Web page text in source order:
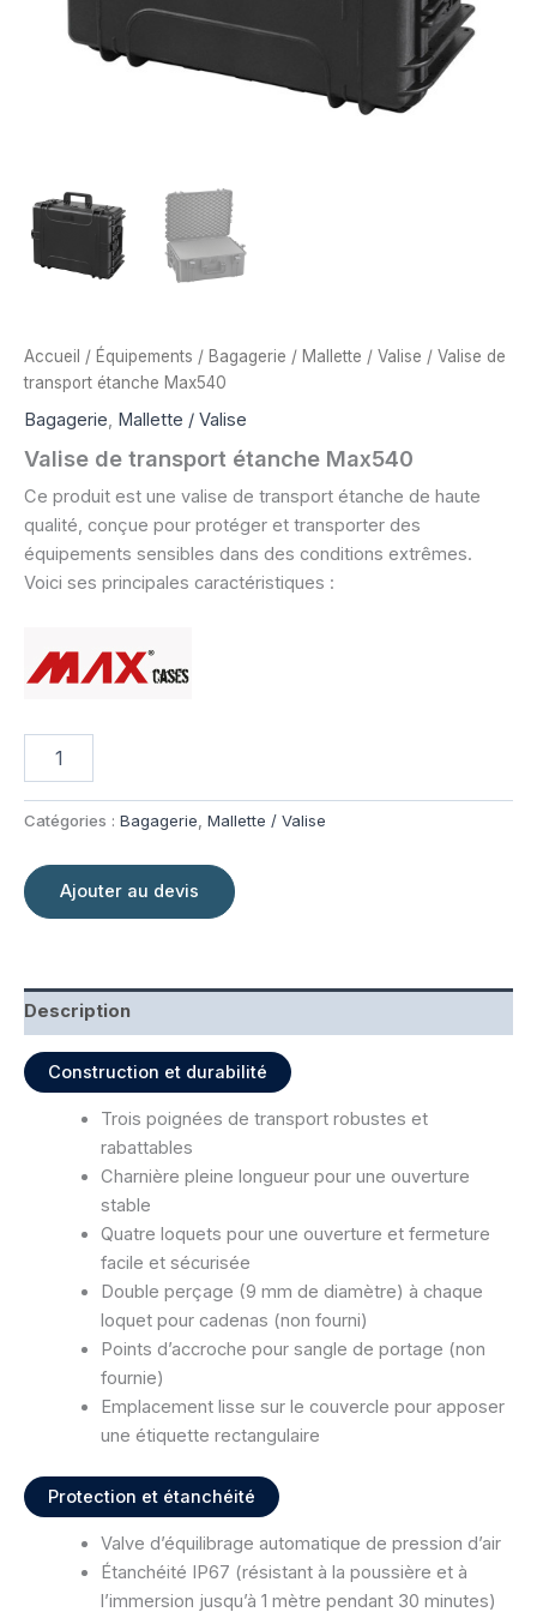
Accueil / Équipements / Bagagerie / Mallette / Valise / Valise de
transport étanche Max540
Bagagerie, Mallette / Valise
Valise de transport étanche Max540
Ce produit est une valise de transport étanche de haute
qualité, conçue pour protéger et transporter des
équipements sensibles dans des conditions extrêmes.
Voici ses principales caractéristiques :
de
étanche
Max540
Catégories : Bagagerie, Mallette / Valise
Ajouter au devis
Description
Construction et durabilité
Trois poignées de transport robustes et
rabattables
Charnière pleine longueur pour une ouverture
stable
Quatre loquets pour une ouverture et fermeture
facile et sécurisée
Double perçage (9 mm de diamètre) à chaque
loquet pour cadenas (non fourni)
Points d’accroche pour sangle de portage (non
fournie)
Emplacement lisse sur le couvercle pour apposer
une étiquette rectangulaire
Protection et étanchéité
Valve d’équilibrage automatique de pression d’air
Étanchéité IP67 (résistant à la poussière et à
l’immersion jusqu’à 1 mètre pendant 30 minutes)